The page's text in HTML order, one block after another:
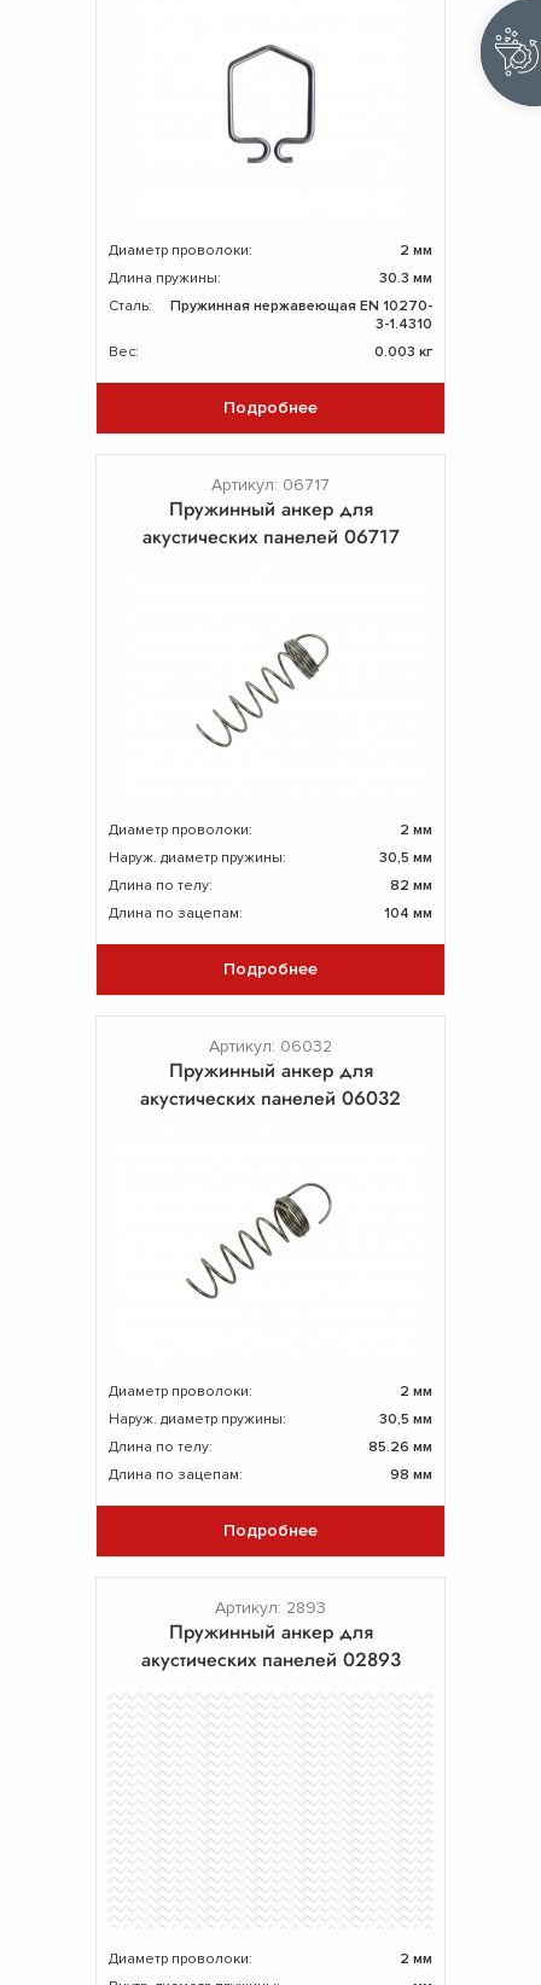
Диаметр проволоки:
2 мм
Длина пружины:
30.3 мм
Сталь:
Пружинная нержавеющая EN 10270-
3-1.4310
Вес:
0.003 кг
Подробнее
Артикул: 06717
Пружинный анкер для
акустических панелей 06717
Диаметр проволоки:
2 мм
Наруж. диаметр пружины:
30,5 мм
Длина по телу:
82 мм
Длина по зацепам:
104 мм
Подробнее
Артикул: 06032
Пружинный анкер для
акустических панелей 06032
Диаметр проволоки:
2 мм
Наруж. диаметр пружины:
30,5 мм
Длина по телу:
85.26 мм
Длина по зацепам:
98 мм
Подробнее
Артикул: 2893
Пружинный анкер для
акустических панелей 02893
Диаметр проволоки:
2 мм